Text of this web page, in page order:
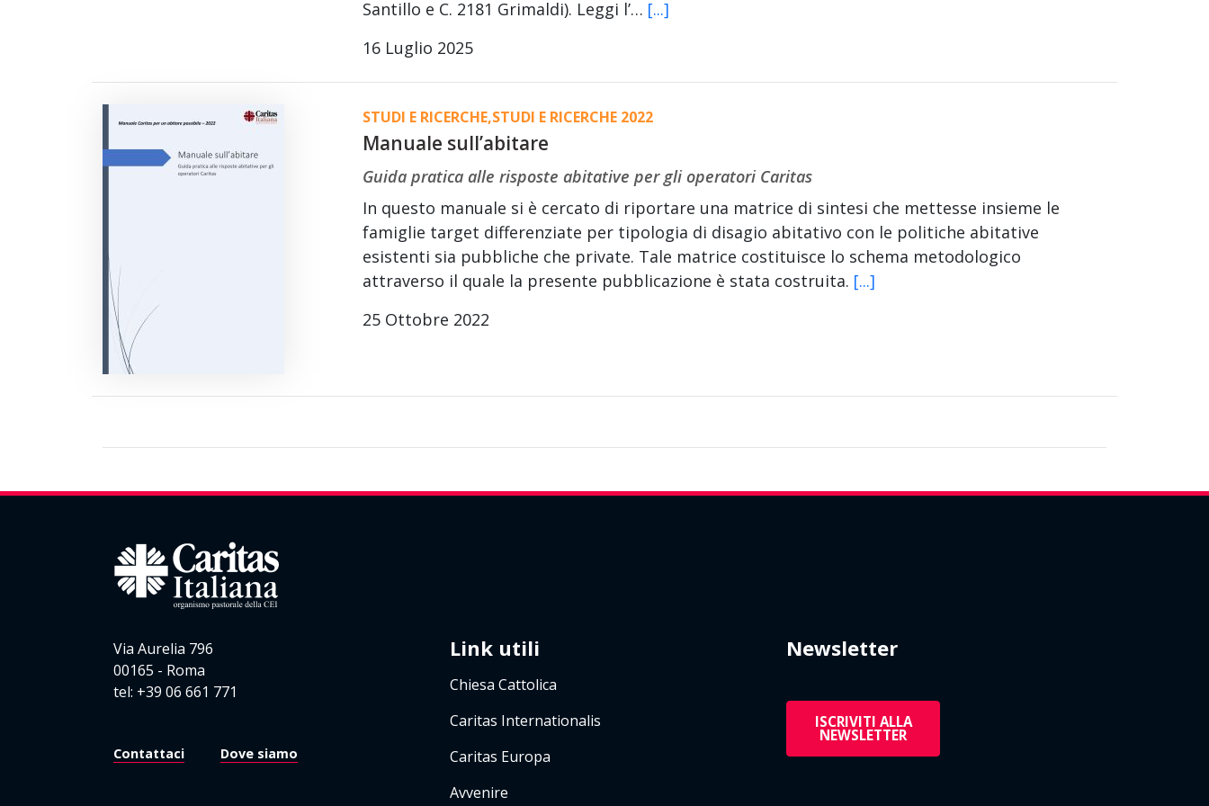
Santillo e C. 2181 Grimaldi). Leggi l’… [...]
16 Luglio 2025
STUDI E RICERCHE,STUDI E RICERCHE 2022
Manuale sull’abitare
Guida pratica alle risposte abitative per gli operatori Caritas
In questo manuale si è cercato di riportare una matrice di sintesi che mettesse insieme le
famiglie target differenziate per tipologia di disagio abitativo con le politiche abitative
esistenti sia pubbliche che private. Tale matrice costituisce lo schema metodologico
attraverso il quale la presente pubblicazione è stata costruita. [...]
25 Ottobre 2022
Via Aurelia 796
00165 - Roma
tel: +39 06 661 771
Contattaci Dove siamo
Link utili
Chiesa Cattolica
Caritas Internationalis
Caritas Europa
Avvenire
Newsletter
ISCRIVITI ALLA
NEWSLETTER